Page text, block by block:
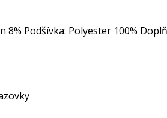
8% Podšívka: Polyester 100%